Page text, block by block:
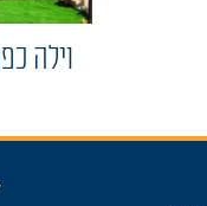
וילה